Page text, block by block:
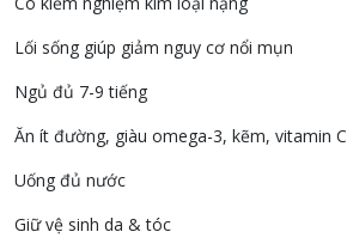
Lối sống giúp giảm nguy cơ nổi mụn
Ngủ đủ 7-9 tiếng
Ăn ít đường, giàu omega-3, kẽm, vitamin C
Uống đủ nước
Giữ vệ sinh da & tóc